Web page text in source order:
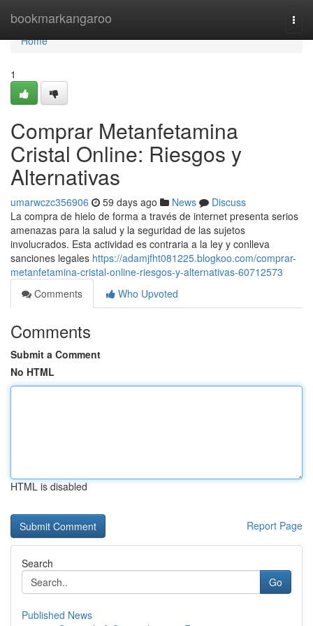
bookmarkangaroo
Home
Home
1
Comprar Metanfetamina
Cristal Online: Riesgos y
Alternativas
umarwczc356906 59 days ago News
Discuss
La compra de hielo de forma a través de internet presenta serios
amenazas para la salud y la seguridad de las sujetos
involucrados. Esta actividad es contraria a la ley y conlleva
sanciones legales https://adamjfht081225.blogkoo.com/comprar-
metanfetamina-cristal-online-riesgos-y-alternativas-60712573
Comments
Who Upvoted
Comments
Submit a Comment
No HTML
HTML is disabled
Report Page
Search
Go
Published News